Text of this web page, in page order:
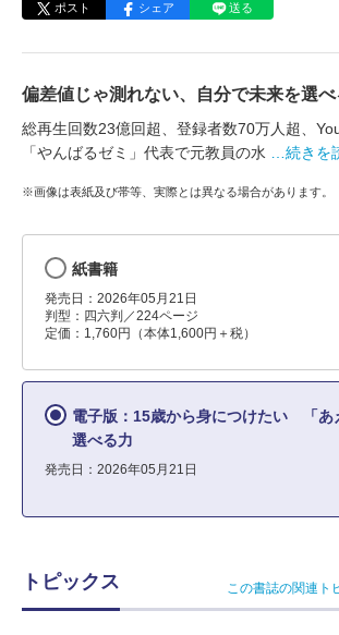
ポスト シェア 送る
偏差値じゃ測れない、自分で未来を選べ
総再生回数23億回超、登録者数70万人超、
「やんばるゼミ」代表で元教員の水
…続きを
※画像は表紙及び帯等、実際とは異なる場合があります。
紙書籍
発売日：2026年05月21日
判型：四六判／224ページ
定価：1,760円（本体1,600円＋税）
電子版：15歳から身につけたい 「あ
選べる力
発売日：2026年05月21日
トピックス この書誌の関連ト